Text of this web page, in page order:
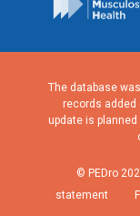
The database
records added
update is
© PEDro
statement